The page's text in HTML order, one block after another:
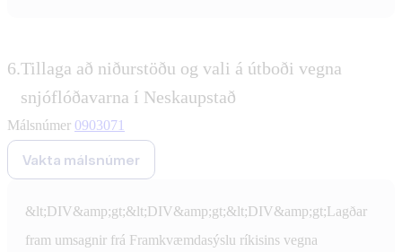
6.Tillaga að niðurstöðu og vali á útboði vegna
snjóflóðavarna í Neskaupstað
Málsnúmer 0903071
Vakta málsnúmer
&lt;DIV&amp;gt;&lt;DIV&amp;gt;&lt;DIV&amp;gt;Lagðar
fram umsagnir frá Framkvæmdasýslu ríkisins vegna